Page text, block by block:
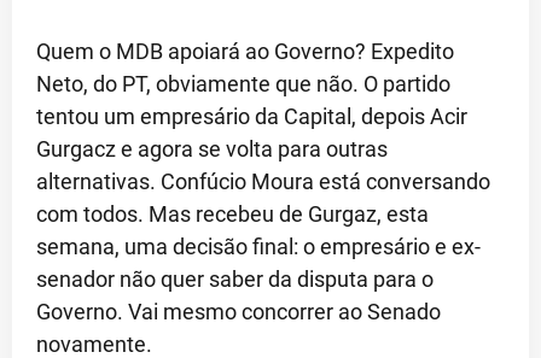
Quem o MDB apoiará ao Governo? Expedito
Neto, do PT, obviamente que não. O partido
tentou um empresário da Capital, depois Acir
Gurgacz e agora se volta para outras
alternativas. Confúcio Moura está conversando
com todos. Mas recebeu de Gurgaz, esta
semana, uma decisão final: o empresário e ex-
senador não quer saber da disputa para o
Governo. Vai mesmo concorrer ao Senado
novamente.